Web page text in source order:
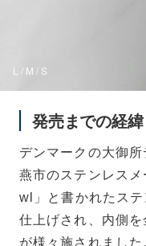
L / M / S
発売までの経緯
デンマークの大御
燕市のステンレス
wl」と書かれたス
仕上げされ、内側
が様々施されまし